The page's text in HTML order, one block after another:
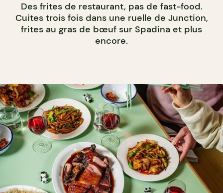
Des frites de restaurant, pas de fast-food.
Cuites trois fois dans une ruelle de Junction,
frites au gras de bœuf sur Spadina et plus
encore.